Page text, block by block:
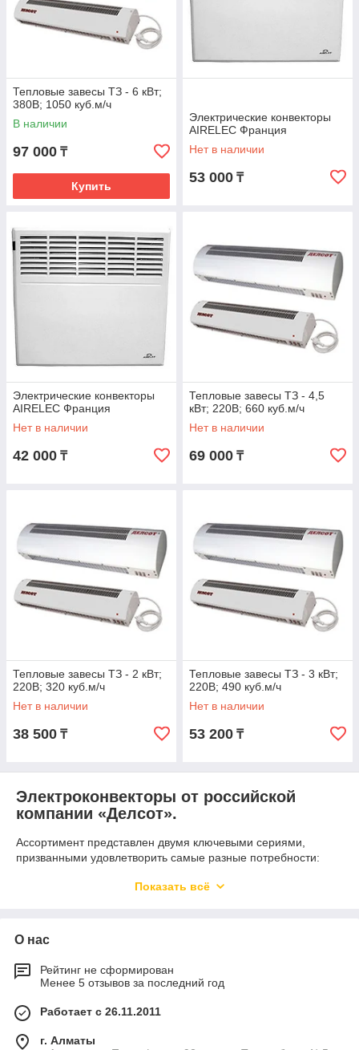
Тепловые завесы ТЗ - 6 кВт;
380В; 1050 куб.м/ч
В наличии
97 000 ₸
Купить
Электрические конвекторы
AIRELEC Франция
Нет в наличии
53 000 ₸
Электрические конвекторы
AIRELEC Франция
Нет в наличии
42 000 ₸
Тепловые завесы ТЗ - 4,5
кВт; 220В; 660 куб.м/ч
Нет в наличии
69 000 ₸
Тепловые завесы ТЗ - 2 кВт;
220В; 320 куб.м/ч
Нет в наличии
38 500 ₸
Тепловые завесы ТЗ - 3 кВт;
220В; 490 куб.м/ч
Нет в наличии
53 200 ₸
Электроконвекторы от российской
компании «Делсот».
Ассортимент представлен двумя ключевыми сериями,
призванными удовлетворить самые разные потребности:
гибкостью применения, позволяя как настенное крепление,
·ЭВПБ (напольные/плинтусные)
тех, кто ценит эстетику и компактность, идеально вписываясь
в пространство у пола.
·
позволяет точно подобрать обогреватель под вашу площадь.
Показать всё
О нас
Рейтинг не сформирован
Менее 5 отзывов за последний год
Работает с 26.11.2011
г. Алматы